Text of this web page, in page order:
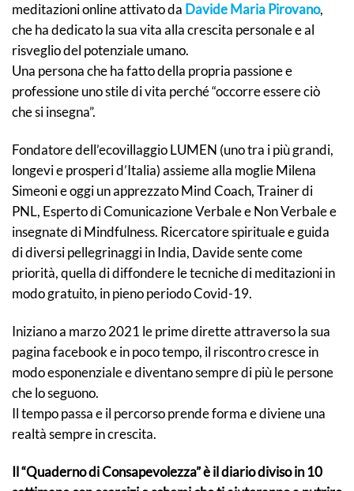
meditazioni online attivato da Davide Maria Pirovano,
che ha dedicato la sua vita alla crescita personale e al
risveglio del potenziale umano.
Una persona che ha fatto della propria passione e
professione uno stile di vita perché “occorre essere ciò
che si insegna”.
Fondatore dell’ecovillaggio LUMEN (uno tra i più grandi,
longevi e prosperi d’Italia) assieme alla moglie Milena
Simeoni e oggi un apprezzato Mind Coach, Trainer di
PNL, Esperto di Comunicazione Verbale e Non Verbale e
insegnate di Mindfulness. Ricercatore spirituale e guida
di diversi pellegrinaggi in India, Davide sente come
priorità, quella di diffondere le tecniche di meditazioni in
modo gratuito, in pieno periodo Covid-19.
Iniziano a marzo 2021 le prime dirette attraverso la sua
pagina facebook e in poco tempo, il riscontro cresce in
modo esponenziale e diventano sempre di più le persone
che lo seguono.
Il tempo passa e il percorso prende forma e diviene una
realtà sempre in crescita.
Il “Quaderno di Consapevolezza” è il diario diviso in 10